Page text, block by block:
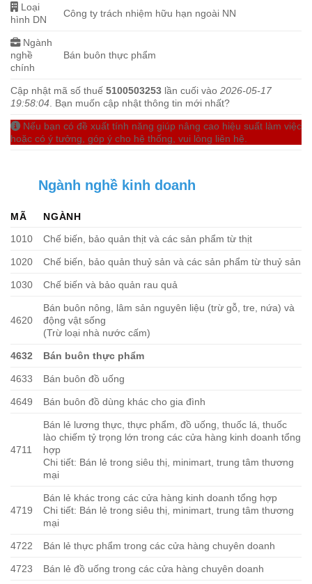
Loại
hình DN
Công ty trách nhiệm hữu hạn ngoài NN
Ngành
nghề
chính
Bán buôn thực phẩm
Cập nhật mã số thuế 5100503253 lần cuối vào 2026-05-17
19:58:04 . Bạn muốn cập nhật thông tin mới nhất?
Nếu bạn có đề xuất tính năng giúp nâng cao hiệu suất làm việc
hoặc có ý tưởng, góp ý cho hệ thống, vui lòng liên hệ.
Ngành nghề kinh doanh
MÃ
NGÀNH
1010
Chế biến, bảo quản thịt và các sản phẩm từ thịt
1020 Chế biến, bảo quản thuỷ sản và các sản phẩm từ thuỷ sản
1030 Chế biến và bảo quản rau quả
4620
Bán buôn nông, lâm sản nguyên liệu (trừ gỗ, tre, nứa) và
động vật sống
(Trừ loại nhà nước cấm)
4632 Bán buôn thực phẩm
4633 Bán buôn đồ uống
4649 Bán buôn đồ dùng khác cho gia đình
4711
Bán lẻ lương thực, thực phẩm, đồ uống, thuốc lá, thuốc
lào chiếm tỷ trọng lớn trong các cửa hàng kinh doanh tổng
hợp
Chi tiết: Bán lẻ trong siêu thị, minimart, trung tâm thương
mại
4719
Bán lẻ khác trong các cửa hàng kinh doanh tổng hợp
Chi tiết: Bán lẻ trong siêu thị, minimart, trung tâm thương
mại
4722 Bán lẻ thực phẩm trong các cửa hàng chuyên doanh
4723 Bán lẻ đồ uống trong các cửa hàng chuyên doanh